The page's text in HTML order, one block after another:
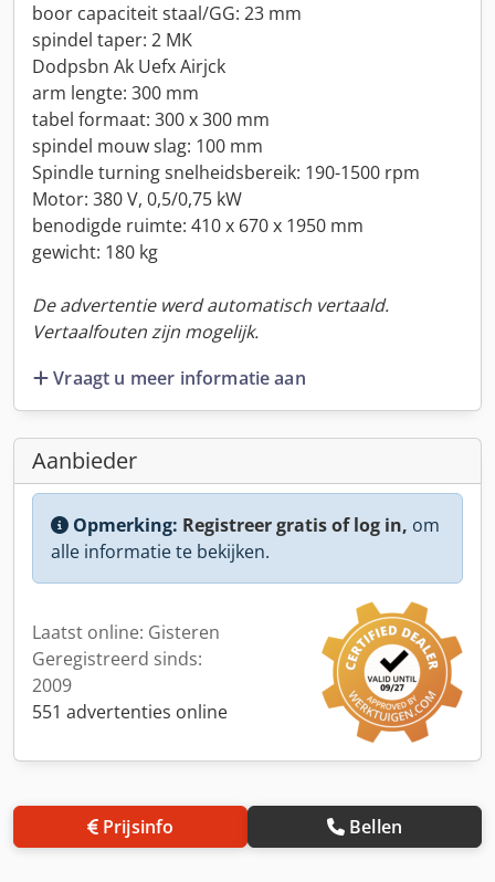
boor capaciteit staal/GG: 23 mm
spindel taper: 2 MK
Dodpsbn Ak Uefx Airjck
arm lengte: 300 mm
tabel formaat: 300 x 300 mm
spindel mouw slag: 100 mm
Spindle turning snelheidsbereik: 190-1500 rpm
Motor: 380 V, 0,5/0,75 kW
benodigde ruimte: 410 x 670 x 1950 mm
gewicht: 180 kg
De advertentie werd automatisch vertaald.
Vertaalfouten zijn mogelijk.
Vraagt u meer informatie aan
Aanbieder
Opmerking: Registreer gratis of log in, om
alle informatie te bekijken.
Laatst online: Gisteren
Geregistreerd sinds:
2009
551 advertenties online
Prijsinfo Bellen